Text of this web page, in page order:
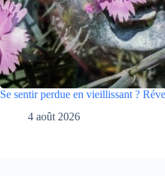
Se sentir perdue en vieillissant ?
4 août 2026